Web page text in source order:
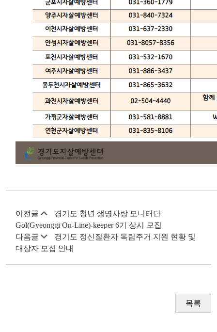
이전글
경기도 청년 생명사랑 모니터단
Gol(Gyeonggi On-Line)-keeper 6기 상시 모집
다음글
경기도 정신질환자 독립주거 지원 현황 및
대상자 모집 안내
목록